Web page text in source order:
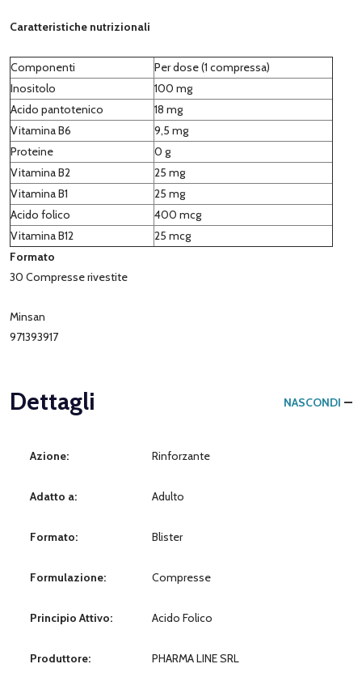
Caratteristiche nutrizionali
Componenti
Per dose (1 compressa)
Inositolo
100 mg
Acido pantotenico
18 mg
Vitamina B6
9,5 mg
Proteine
0 g
Vitamina B2
25 mg
Vitamina B1
25 mg
Acido folico
400 mcg
Vitamina B12
25 mcg
Formato
30 Compresse rivestite
Minsan
971393917
Dettagli NASCONDI
Azione: Rinforzante
Adatto a: Adulto
Formato: Blister
Formulazione: Compresse
Principio Attivo: Acido Folico
Produttore: PHARMA LINE SRL